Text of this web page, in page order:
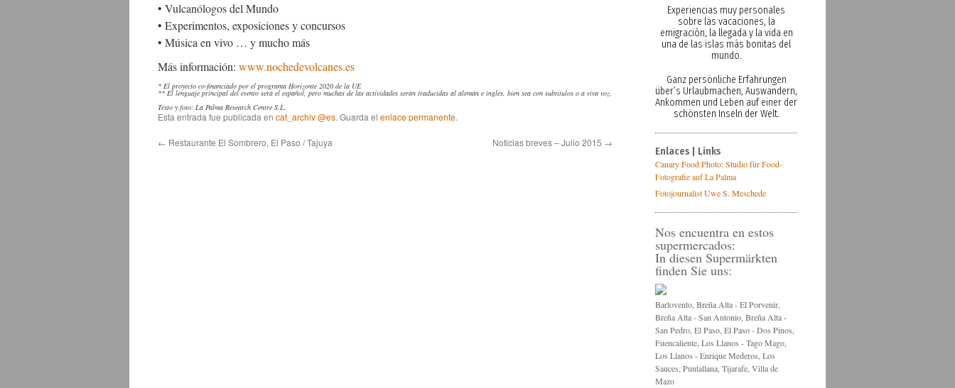
• Vulcanólogos del Mundo
• Experimentos, exposiciones y concursos
• Música en vivo … y mucho más
Más información: www.nochedevolcanes.es
* El proyecto co-financiado por el programa Horizonte 2020 de la UE
** El lenguaje principal del evento será el español, pero muchas de las actividades serán traducidas al alemán e inglés, bien sea con subtítulos o a viva voz.
Texto y foto: La Palma Research Centre S.L.
Esta entrada fue publicada en cat_archiv @es. Guarda el enlace permanente.
← Restaurante El Sombrero, El Paso / Tajuya Noticias breves – Julio 2015 →
Experiencias muy personales
sobre las vacaciones, la
emigración, la llegada y la vida en
una de las islas más bonitas del
mundo.
Ganz persönliche Erfahrungen
über’s Urlaubmachen, Auswandern,
Ankommen und Leben auf einer der
schönsten Inseln der Welt.
Enlaces | Links
Canary Food Photo: Studio für Food-
Fotografie auf La Palma
Fotojournalist Uwe S. Meschede
Nos encuentra en estos
supermercados:
In diesen Supermärkten
finden Sie uns:
Barlovento, Breña Alta - El Porvenir,
Breña Alta - San Antonio, Breña Alta -
San Pedro, El Paso, El Paso - Dos Pinos,
Fuencaliente, Los Llanos - Tago Mago,
Los Llanos - Enrique Mederos, Los
Sauces, Puntallana, Tijarafe, Villa de
Mazo